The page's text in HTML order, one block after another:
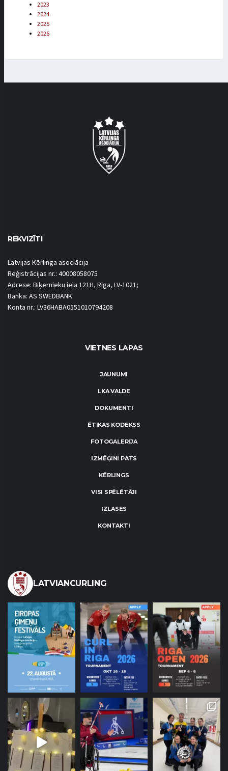
2023
2024
2025
2026
REKVIZĪTI
Latvijas Kērlinga asociācija
Reģistrācijas nr.: 40008058075
Adrese: Biķernieku iela 121H, Rīga, LV-1021;
Banka: AS SWEDBANK
Konta nr.: LV36HABA0551010794208
VIETNES LAPAS
JAUNUMI
LKA VALDE
DOKUMENTI
ĒTIKAS KODEKSS
FOTOGALERIJA
IZMĒĢINI PATS
KĒRLINGS
VISI SPĒLĒTĀJI
IZLASES
KONTAKTI
LATVIANCURLING